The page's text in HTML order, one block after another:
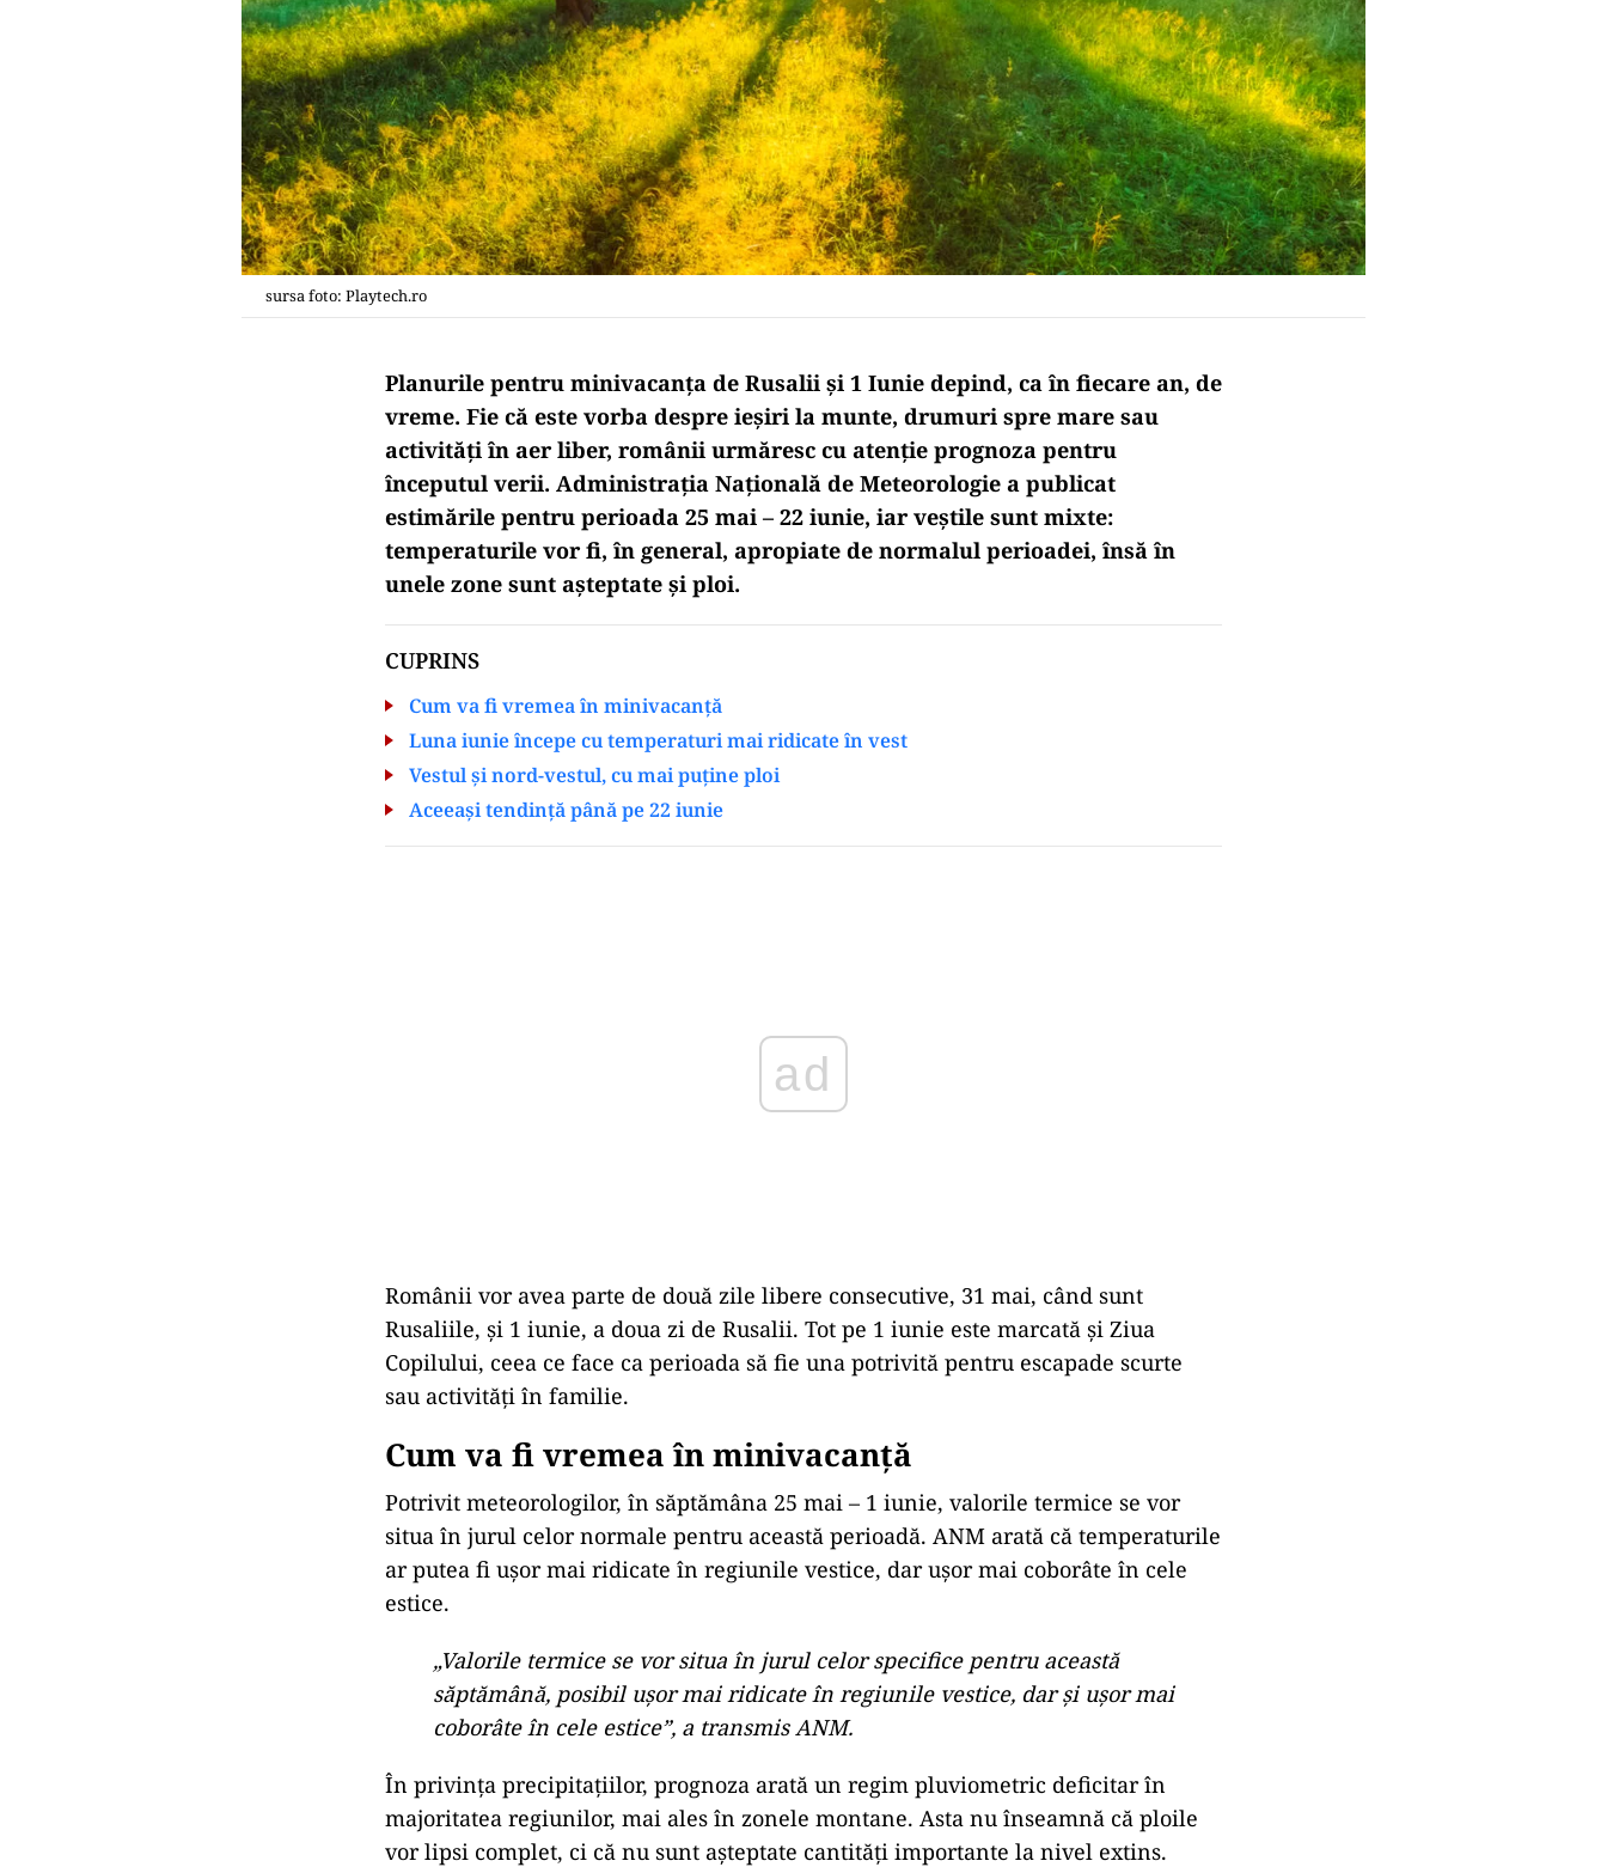
sursa foto: Playtech.ro
Planurile pentru minivacanța de Rusalii și 1 Iunie depind, ca în fiecare an, de
vreme. Fie că este vorba despre ieșiri la munte, drumuri spre mare sau
activități în aer liber, românii urmăresc cu atenție prognoza pentru
începutul verii. Administrația Națională de Meteorologie a publicat
estimările pentru perioada 25 mai – 22 iunie, iar veștile sunt mixte:
temperaturile vor fi, în general, apropiate de normalul perioadei, însă în
unele zone sunt așteptate și ploi.
CUPRINS
Cum va fi vremea în minivacanță
Luna iunie începe cu temperaturi mai ridicate în vest
Vestul și nord-vestul, cu mai puține ploi
Aceeași tendință până pe 22 iunie
Românii vor avea parte de două zile libere consecutive, 31 mai, când sunt
Rusaliile, și 1 iunie, a doua zi de Rusalii. Tot pe 1 iunie este marcată și Ziua
Copilului, ceea ce face ca perioada să fie una potrivită pentru escapade scurte
sau activități în familie.
Cum va fi vremea în minivacanță
Potrivit meteorologilor, în săptămâna 25 mai – 1 iunie, valorile termice se vor
situa în jurul celor normale pentru această perioadă. ANM arată că temperaturile
ar putea fi ușor mai ridicate în regiunile vestice, dar ușor mai coborâte în cele
estice.
„Valorile termice se vor situa în jurul celor specifice pentru această
săptămână, posibil ușor mai ridicate în regiunile vestice, dar și ușor mai
coborâte în cele estice”, a transmis ANM.
În privința precipitațiilor, prognoza arată un regim pluviometric deficitar în
majoritatea regiunilor, mai ales în zonele montane. Asta nu înseamnă că ploile
vor lipsi complet, ci că nu sunt așteptate cantități importante la nivel extins.